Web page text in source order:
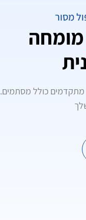
מסור
מומחה
מתקדמים כולל מסתמים.